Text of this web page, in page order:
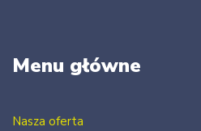
Menu główne
Nasza oferta